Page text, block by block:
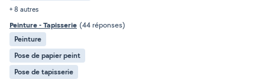
+ 8 autres
Peinture - Tapisserie (44 réponses)
Peinture
Pose de papier peint
Pose de tapisserie